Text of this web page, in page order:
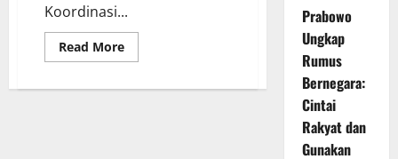
Koordinasi...
Read MoreRead
more
Roeslani
Prabowo
Ungkap
Rumus
Bernegara:
Cintai
Rakyat dan
Gunakan